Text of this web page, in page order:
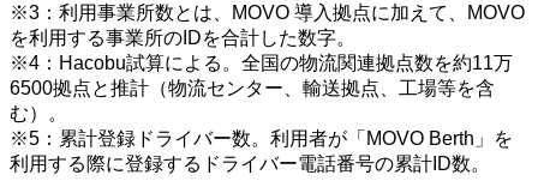
※3：利用事業所数とは、MOVO 導入拠点に加えて、MOVO
を利用する事業所のIDを合計した数字。
※4：Hacobu試算による。全国の物流関連拠点数を約11万
6500拠点と推計（物流センター、輸送拠点、工場等を含
む）。
※5：累計登録ドライバー数。利用者が「MOVO Berth」を
利用する際に登録するドライバー電話番号の累計ID数。